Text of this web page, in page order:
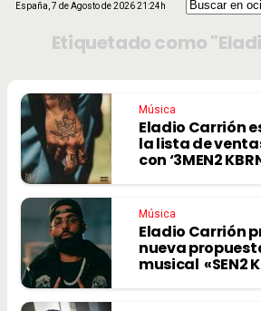
España, 7 de Agosto de 2026 21:24h
Etiquetado como
Música
Eladio Carrión
la lista de
con ‘3MEN2
Música
Eladio Carrión
nueva
musical «SEN2